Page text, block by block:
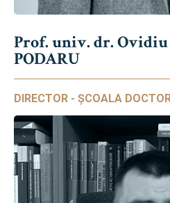
Prof. univ. dr.
PODARU
DIRECTOR - ȘCOALA